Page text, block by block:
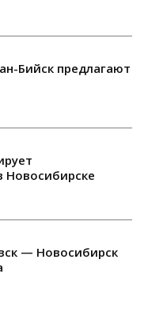
Бийск предлагают
Новосибирске
— Новосибирск